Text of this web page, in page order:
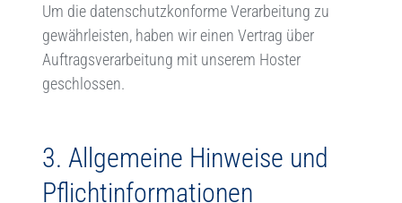
Um die datenschutzkonforme Verarbeitung zu
gewährleisten, haben wir einen Vertrag über
Auftragsverarbeitung mit unserem Hoster
geschlossen.
3. Allgemeine Hinweise und
Pflichtinformationen